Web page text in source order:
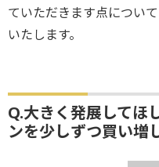
ていただきます点につい
いたします。
Q.大きく発展してほ
ンを少しずつ買い増